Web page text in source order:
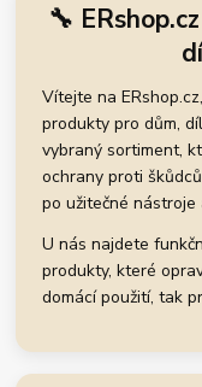
🔧
Vítejte na
produkty pro dům,
vybraný sortiment,
ochrany proti
po užitečné nástroje
U nás najdete
produkty, které
domácí použití, tak